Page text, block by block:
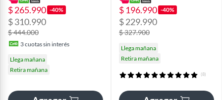
$ 265.990 -40%
$ 310.990
$ 444.000
3cuotas sin interés
Llega mañana
Retira mañana
$ 196.990 -40%
$ 229.990
$ 327.900
Llega mañana
Retira mañana
(8)